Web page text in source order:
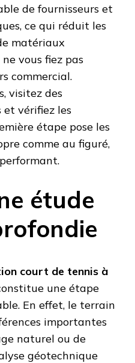
de fournisseurs et
ce qui réduit les
matériaux
vous fiez pas
commercial.
visitez des
vérifiez les
étape pose les
comme au figuré,
étude
court de tennis à
une étape
En effet, le terrain
importantes
naturel ou de
géotechnique